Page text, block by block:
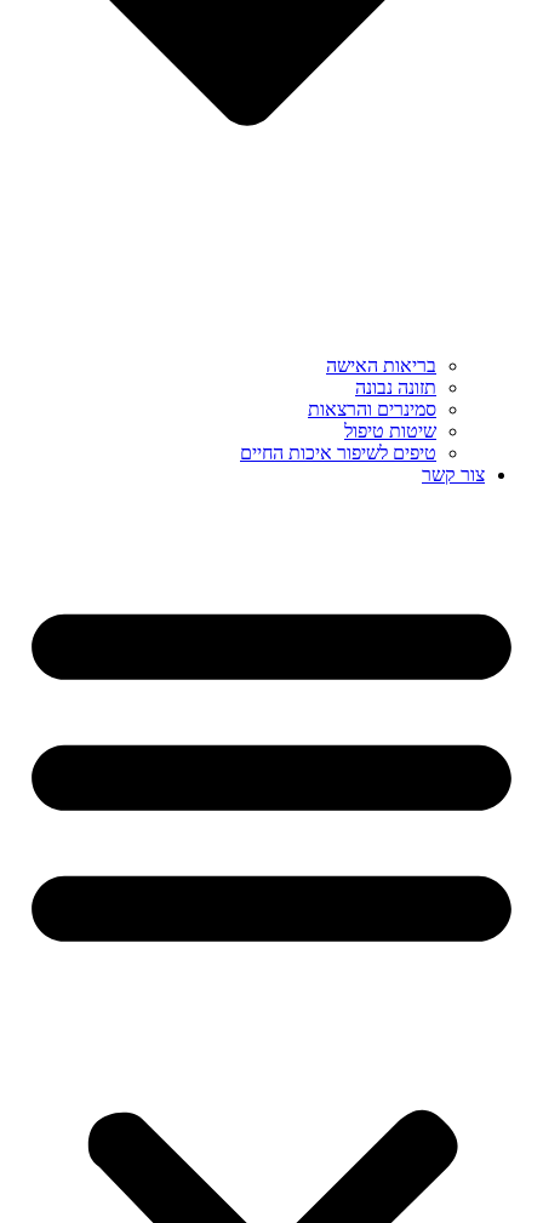
בריאות האישה
תזונה נבונה
סמינרים והרצאות
שיטות טיפול
טיפים לשיפור איכות החיים
צור קשר